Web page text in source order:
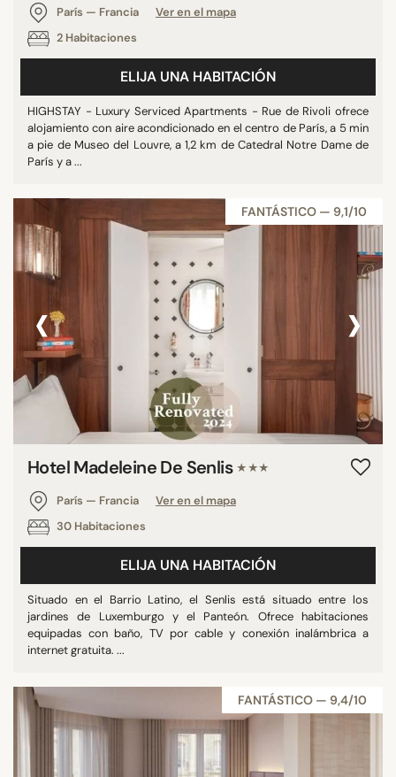
París — Francia
Ver en el mapa
2 Habitaciones
ELIJA UNA HABITACIÓN
HIGHSTAY - Luxury Serviced Apartments - Rue de Rivoli ofrece
alojamiento con aire acondicionado en el centro de París, a 5 min
a pie de Museo del Louvre, a 1,2 km de Catedral Notre Dame de
París y a ...
FANTÁSTICO — 9,1/10
‹ ›
Hotel Madeleine De Senlis ★★★
París — Francia
Ver en el mapa
30 Habitaciones
ELIJA UNA HABITACIÓN
Situado en el Barrio Latino, el Senlis está situado entre los
jardines de Luxemburgo y el Panteón. Ofrece habitaciones
equipadas con baño, TV por cable y conexión inalámbrica a
internet gratuita. ...
FANTÁSTICO — 9,4/10